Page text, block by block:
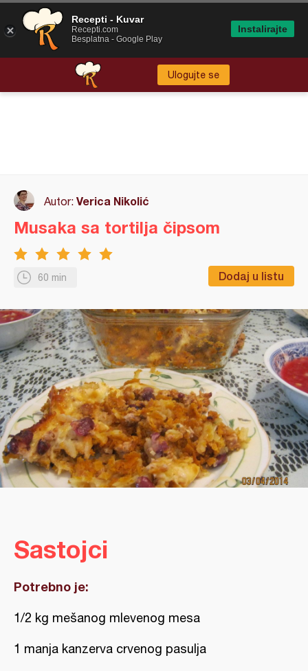
Ulogujte se
Autor: Verica Nikolić
60 min Dodaj u listu
Musaka sa tortilja čipsom
Sastojci
Potrebno je:
1/2 kg mešanog mlevenog mesa
1 manja kanzerva crvenog pasulja
Recepti - Kuvar
Recepti.com
Besplatna - Google Play
Instalirajte